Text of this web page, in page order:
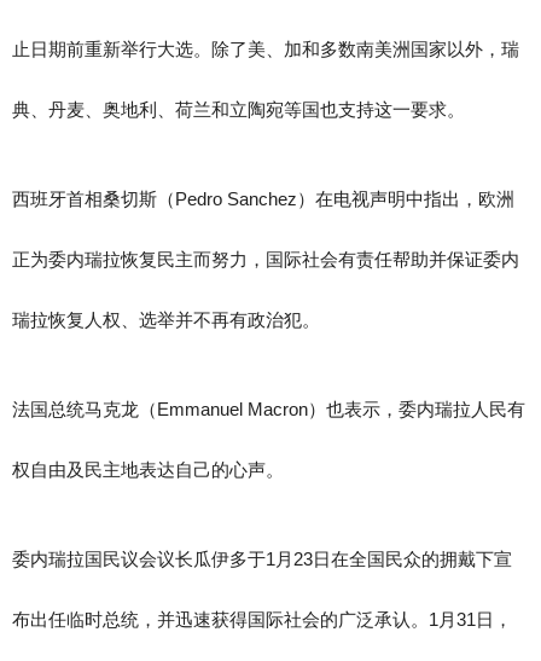
止日期前重新举行大选。除了美、加和多数南美洲国家以外，瑞
典、丹麦、奥地利、荷兰和立陶宛等国也支持这一要求。
西班牙首相桑切斯（Pedro Sanchez）在电视声明中指出，欧洲
正为委内瑞拉恢复民主而努力，国际社会有责任帮助并保证委内
瑞拉恢复人权、选举并不再有政治犯。
法国总统马克龙（Emmanuel Macron）也表示，委内瑞拉人民有
权自由及民主地表达自己的心声。
委内瑞拉国民议会议长瓜伊多于1月23日在全国民众的拥戴下宣
布出任临时总统，并迅速获得国际社会的广泛承认。1月31日，